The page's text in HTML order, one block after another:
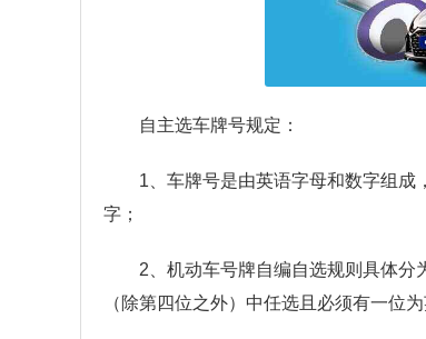
自主选车牌号规定：
1、车牌号是由英语字母和数字组成
字；
2、机动车号牌自编自选规则具体分
（除第四位之外）中任选且必须有一位为